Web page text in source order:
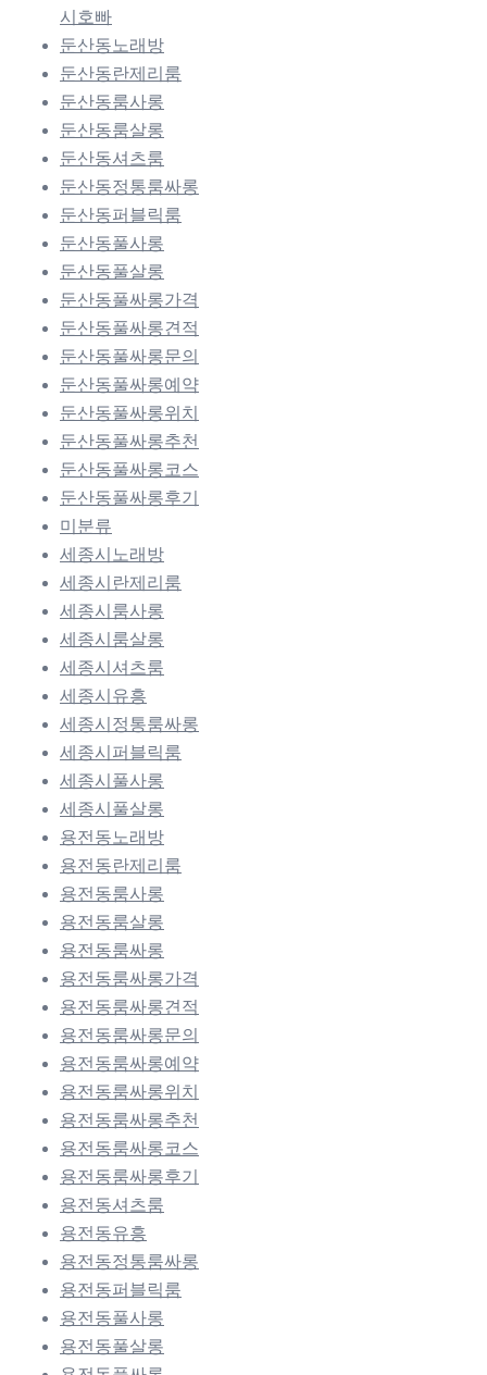
시호빠
둔산동노래방
둔산동란제리룸
둔산동룸사롱
둔산동룸살롱
둔산동셔츠룸
둔산동정통룸싸롱
둔산동퍼블릭룸
둔산동풀사롱
둔산동풀살롱
둔산동풀싸롱가격
둔산동풀싸롱견적
둔산동풀싸롱문의
둔산동풀싸롱예약
둔산동풀싸롱위치
둔산동풀싸롱추천
둔산동풀싸롱코스
둔산동풀싸롱후기
미분류
세종시노래방
세종시란제리룸
세종시룸사롱
세종시룸살롱
세종시셔츠룸
세종시유흥
세종시정통룸싸롱
세종시퍼블릭룸
세종시풀사롱
세종시풀살롱
용전동노래방
용전동란제리룸
용전동룸사롱
용전동룸살롱
용전동룸싸롱
용전동룸싸롱가격
용전동룸싸롱견적
용전동룸싸롱문의
용전동룸싸롱예약
용전동룸싸롱위치
용전동룸싸롱추천
용전동룸싸롱코스
용전동룸싸롱후기
용전동셔츠룸
용전동유흥
용전동정통룸싸롱
용전동퍼블릭룸
용전동풀사롱
용전동풀살롱